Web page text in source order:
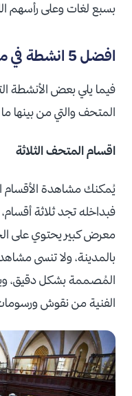
بسبع لغات وعلى رأسهم
افضل 5 انشطة في متحف امير ويلز مومباي
فيما يلي بعض الأنشطة
المتحف والتي من بينها
اقسام المتحف الثلاثة
يُمكنك مشاهدة الأقسام
فبداخله تجد ثلاثة
معرض كبير يحتوي على
بالمدينة، ولا تنسى
المُصممة بشكل دقيق،
الفنية من نقوش